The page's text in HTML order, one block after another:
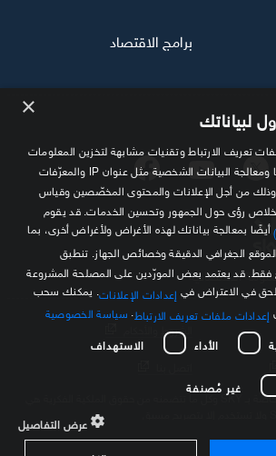
الاقتصادية
برامج الاقتصاد
الشروط والأحكام
كافة العلامات التجارية الخاصة بـ SKY وكل ما تتضمنه من حقوق الملكية الفكرية هي
× لبياناتك
تعريف الارتباط وتقنيات مشابهة لتخزين المعلومات
على جهازك والوصول إليها ومعالجة البيانات الشخصية مثل عنوان IP والمعرّفات
وذلك من أجل الإعلانات والمحتوى المخصّصين وقياس
رؤى حول الجمهور وتحسين الخدمات. قد يقوم
أيضًا بمعالجة بياناتك لهذه الأغراض ولأغراض أخرى، بما
الجغرافي الدقيقة وخصائص الجهاز. تنطبق
فقط. قد يعتمد بعض المورّدين على المصلحة المشروعة
في الاعتراض في إعدادات الإعلانات . يمكنك سحب
إعدادات ملفات تعريف الارتباط سياسة الخصوصية
الأداء الاستهداف
غير مُصنفة
عرض التفاصيل